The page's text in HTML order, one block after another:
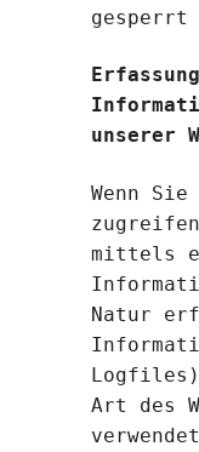
gesperrt
unserer
Wenn
mittels
Natur
Art des